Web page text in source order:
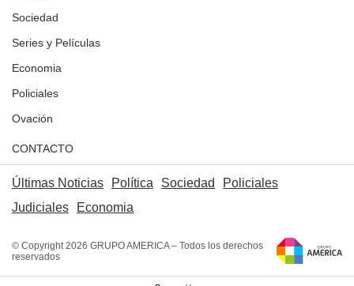
Sociedad
Series y Películas
Economia
Policiales
Ovación
CONTACTO
Últimas Noticias Política Sociedad
Policiales
Judiciales
Economia
© Copyright 2026 GRUPO AMERICA – Todos los derechos
reservados